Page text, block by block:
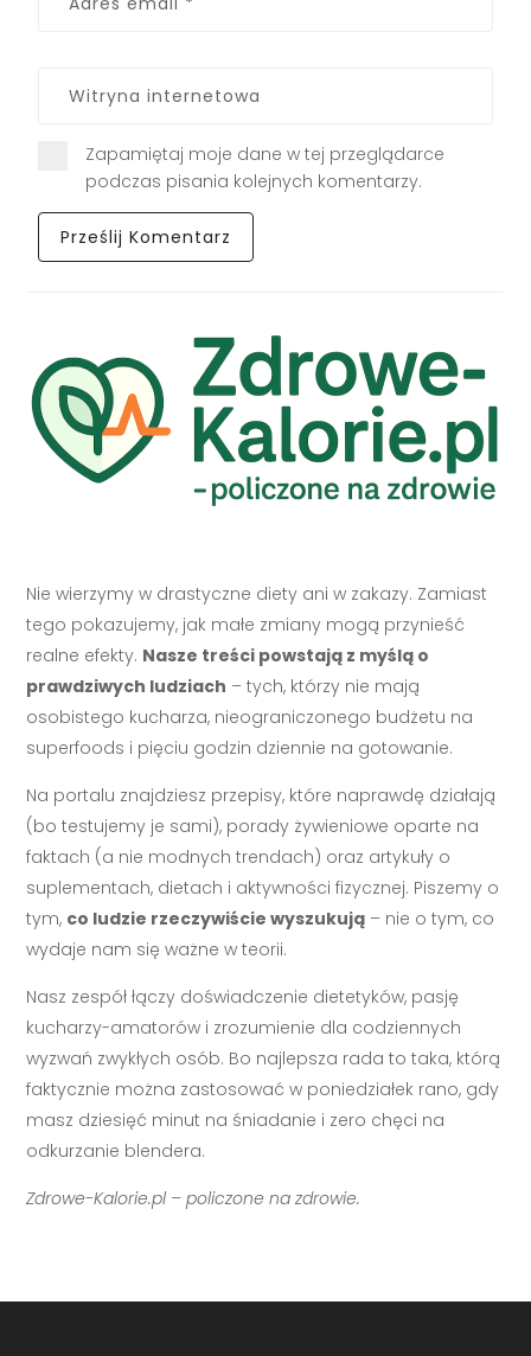
Zapamiętaj moje dane w tej przeglądarce
podczas pisania kolejnych komentarzy.
Nie wierzymy w drastyczne diety ani w zakazy. Zamiast
tego pokazujemy, jak małe zmiany mogą przynieść
realne efekty. Nasze treści powstają z myślą o
prawdziwych ludziach – tych, którzy nie mają
osobistego kucharza, nieograniczonego budżetu na
superfoods i pięciu godzin dziennie na gotowanie.
Na portalu znajdziesz przepisy, które naprawdę działają
(bo testujemy je sami), porady żywieniowe oparte na
faktach (a nie modnych trendach) oraz artykuły o
suplementach, dietach i aktywności fizycznej. Piszemy o
tym, co ludzie rzeczywiście wyszukują – nie o tym, co
wydaje nam się ważne w teorii.
Nasz zespół łączy doświadczenie dietetyków, pasję
kucharzy-amatorów i zrozumienie dla codziennych
wyzwań zwykłych osób. Bo najlepsza rada to taka, którą
faktycznie można zastosować w poniedziałek rano, gdy
masz dziesięć minut na śniadanie i zero chęci na
odkurzanie blendera.
Zdrowe-Kalorie.pl – policzone na zdrowie.